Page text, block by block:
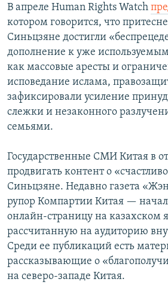
В апреле Human Rights Watch
котором говорится, что
Синьцзяне достигли
дополнение к уже
как массовые аресты и
исповедание ислама,
зафиксировали усиление
слежки и незаконного
семьями.
Государственные СМИ Китая в
продвигать контент о
Синьцзяне. Недавно газета
рупор Компартии Китая —
онлайн-страницу на казахском
рассчитанную на аудиторию
Среди ее публикаций есть
рассказывающие о
на северо-западе Китая.